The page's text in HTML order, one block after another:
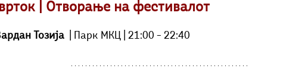
| Отворање на фестивалот
Тозија
  | Парк МКЦ | 21:00 – 22:40